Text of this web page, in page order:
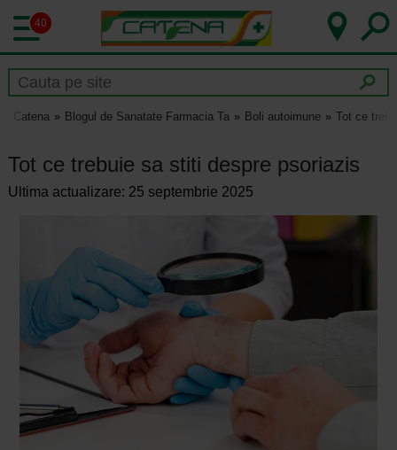
40
Catena Blogul de Sanatate Farmacia Ta Boli autoimune Tot ce
Tot ce trebuie sa stiti despre psoriazis
Ultima actualizare: 25 septembrie 2025